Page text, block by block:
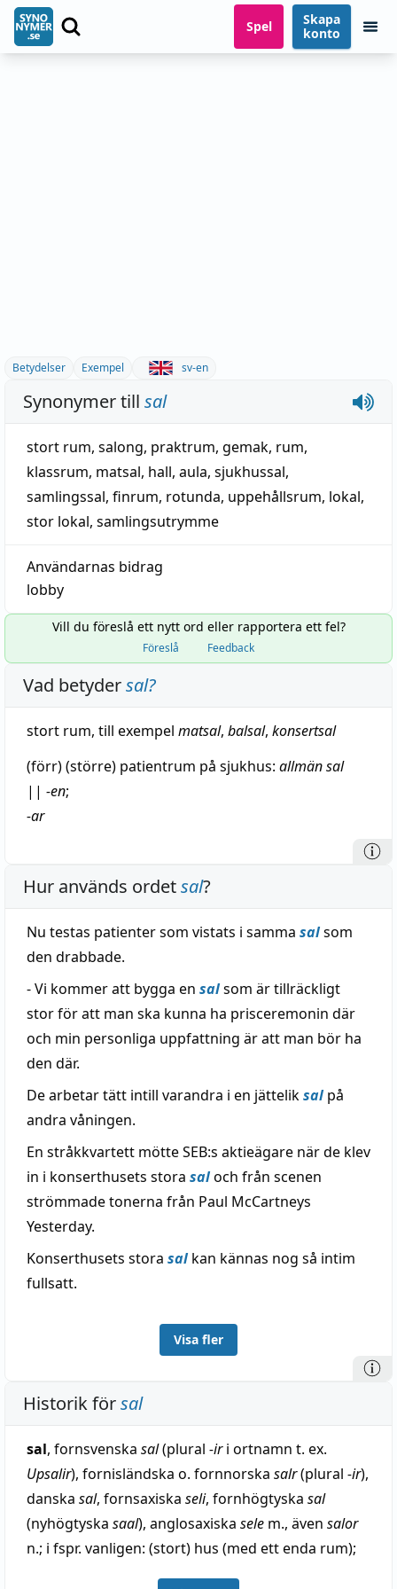
Spel
Skapa
konto
Betydelser Exempel sv-en
Synonymer till sal
stort rum, salong, praktrum, gemak, rum,
klassrum, matsal, hall, aula, sjukhussal,
samlingssal, finrum, rotunda, uppehållsrum, lokal,
stor lokal, samlingsutrymme
Användarnas bidrag
lobby
Vill du föreslå ett nytt ord eller rapportera ett fel?
Föreslå Feedback
Vad betydersal?
stort rum, till exempel matsal, balsal, konsertsal
(förr) (större) patientrum på sjukhus: allmän sal
|| -en;
-ar
Hur används ordetsal?
Nu testas patienter som vistats i samma salsom
den drabbade.
- Vi kommer att bygga en salsom är tillräckligt
stor för att man ska kunna ha prisceremonin där
och min personliga uppfattning är att man bör ha
den där.
De arbetar tätt intill varandra i en jätteliksalpå
andra våningen.
En stråkkvartett mötte SEB:s aktieägare när de klev
in i konserthusets stora saloch från scenen
strömmade tonerna från Paul McCartneys
Yesterday.
Konserthusets stora salkan kännas nog så intim
fullsatt.
Visa fler
Historik försal
sal, fornsvenska sal(plural -iri ortnamn t. ex.
Upsalir), fornisländska o. fornnorska salr(plural -ir),
danska sal, fornsaxiska seli, fornhögtyska sal
(nyhögtyska saal), anglosaxiska sele m., även salor
n.; i fspr. vanligen: (stort) hus (med ett enda rum);